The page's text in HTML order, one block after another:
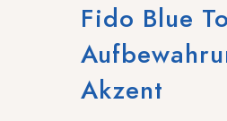
Fido Blue
Akzent